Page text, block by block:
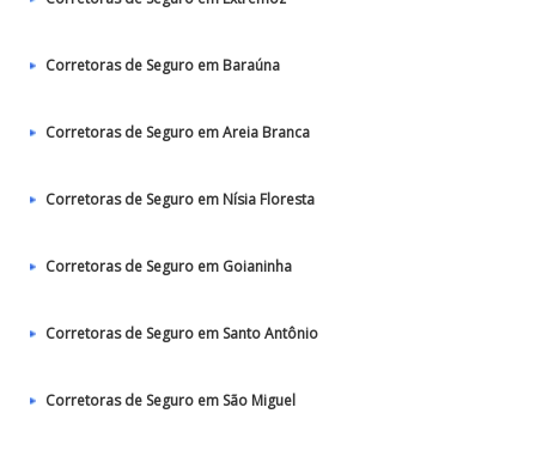
Corretoras de Seguro em Baraúna
Corretoras de Seguro em Areia Branca
Corretoras de Seguro em Nísia Floresta
Corretoras de Seguro em Goianinha
Corretoras de Seguro em Santo Antônio
Corretoras de Seguro em São Miguel